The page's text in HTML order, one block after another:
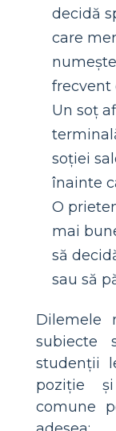
decidă
care
frecvent
Un soț
soției
înainte
O
mai
să
sau să
Dilemele
subiecte
studenții
poziție
comune